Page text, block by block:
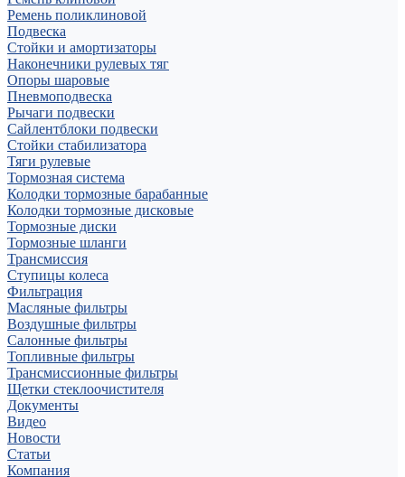
Ремень поликлиновой
Подвеска
Стойки и амортизаторы
Наконечники рулевых тяг
Опоры шаровые
Пневмоподвеска
Рычаги подвески
Сайлентблоки подвески
Стойки стабилизатора
Тяги рулевые
Тормозная система
Колодки тормозные барабанные
Колодки тормозные дисковые
Тормозные диски
Тормозные шланги
Трансмиссия
Ступицы колеса
Фильтрация
Масляные фильтры
Воздушные фильтры
Салонные фильтры
Топливные фильтры
Трансмиссионные фильтры
Щетки стеклоочистителя
Документы
Видео
Новости
Статьи
Компания